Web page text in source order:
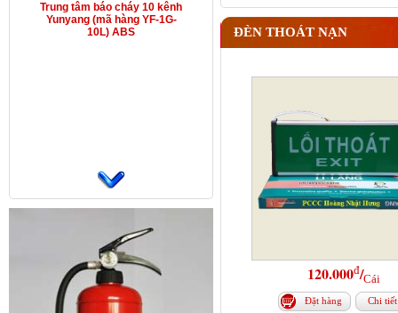
Trung tâm báo cháy 10 kênh
Yunyang (mã hàng YF-1G-
10L) ABS
ĐÈN THOÁT NẠN
120.000đ/Cái
Đặt hàng Chi tiết